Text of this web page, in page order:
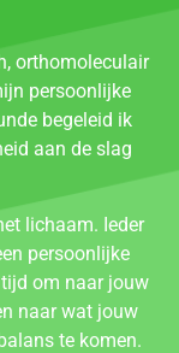
orthomoleculair
persoonlijke
begeleid ik
aan de slag
lichaam. Ieder
persoonlijke
om naar jouw
naar wat jouw
te komen.